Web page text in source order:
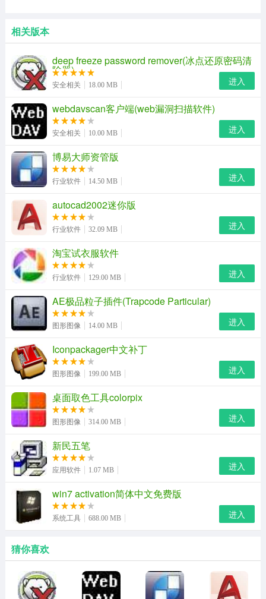
4、支持个性推荐，为你的量身定制播放单与众不同；
5、拥有超强直播，发布会演唱会高清流程体验非凡；
三屏功能
电视、手机、PC，轻松互动。
电视台节目
热门卫视直播、回看，想看就看
下载功能
新推出下载功能，收藏欣赏更方便！
视频加速
P2P加速引擎大幅度的提高视频加载速度，观看影片更加
流畅。
高清画质
标清、高清、超清，不同的网络情况，享受更高质的画面
效果！
海量正版
相关版本
deep freeze password remover(冰点还原密码清
除器)
安全相关 18.00 MB 进入
webdavscan客户端(web漏洞扫描软件)
安全相关 10.00 MB 进入
博易大师资管版
行业软件 14.50 MB 进入
autocad2002迷你版
行业软件 32.09 MB 进入
淘宝试衣服软件
行业软件 129.00 MB 进入
AE极品粒子插件(Trapcode Particular)
图形图像 14.00 MB 进入
Iconpackager中文补丁
图形图像 199.00 MB 进入
桌面取色工具colorpix
图形图像 314.00 MB 进入
新民五笔
应用软件 1.07 MB 进入
win7 activation简体中文免费版
系统工具 688.00 MB 进入
猜你喜欢